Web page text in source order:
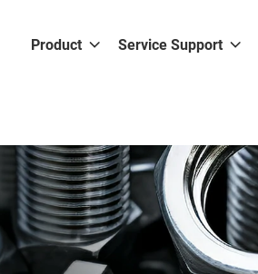
Product Service Support